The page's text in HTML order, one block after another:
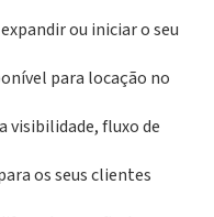
ou iniciar o seu
para locação no
visibilidade, fluxo de
os seus clientes